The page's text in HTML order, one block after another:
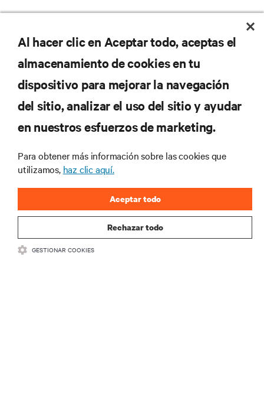
No se pierda nunca una
oferta
Regístrese en nuestra lista de correos
para recibir las últimas novedades de
industria de Vertiv.
REGISTRARSE
Al hacer clic en Aceptar todo, aceptas el
almacenamiento de cookies en tu
dispositivo para mejorar la navegación
del sitio, analizar el uso del sitio y ayudar
en nuestros esfuerzos de marketing.
Para obtener más información sobre las cookies que
utilizamos, haz clic aquí.
Rechazar todo
Aceptar todo
GESTIONAR COOKIES